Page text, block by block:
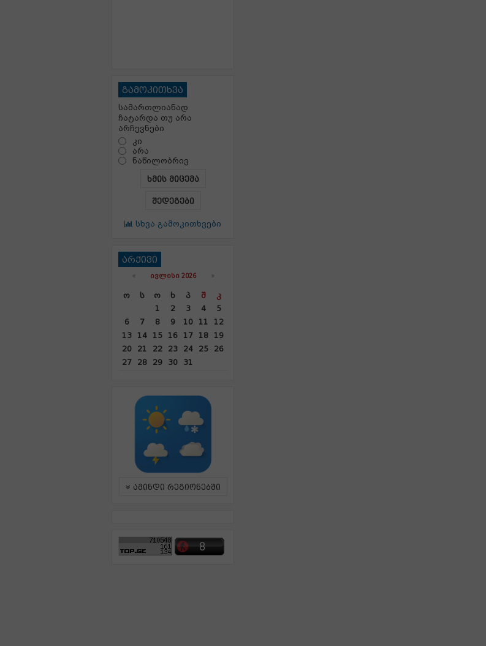
გამოკითხვა
სამართლიანად
ჩატარდა თუ არა
არჩევნები
კი
არა
ნაწილობრივ
ხმის მიცემა
შედეგები
სხვა გამოკითხვები
არქივი
« ᲘᲕᲚᲘᲡᲘ 2026 »
Ო Ს Ო Ხ Პ Შ
Კ
1
2 3 4
5
6
7 8 9 10 11
12
13
14 15 16 17 18
19
20
21 22 23 24 25
26
27
28 29 30 31
ამინდი რეგიონებში